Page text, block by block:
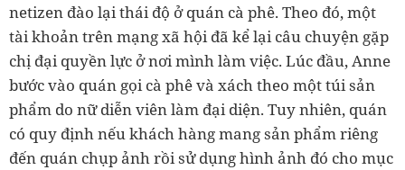
netizen đào lại thái độ ở quán cà phê. Theo đó, một
tài khoản trên mạng xã hội đã kể lại câu chuyện gặp
chị đại quyền lực ở nơi mình làm việc. Lúc đầu, Anne
bước vào quán gọi cà phê và xách theo một túi sản
phẩm do nữ diễn viên làm đại diện. Tuy nhiên, quán
có quy định nếu khách hàng mang sản phẩm riêng
đến quán chụp ảnh rồi sử dụng hình ảnh đó cho mục